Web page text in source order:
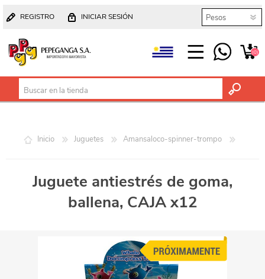
REGISTRO INICIAR SESIÓN
(0)
Inicio Juguetes Amansaloco-spinner-trompo
Juguete antiestrés de goma,
ballena, CAJA x12